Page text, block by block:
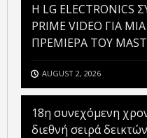
H LG
PRIME VIDEO ΓΙΑ
ΠΡΕΜΙΕΡΑ ΤΟΥ
AUGUST 2, 2026
18η συνεχόμενη
διεθνή σειρά